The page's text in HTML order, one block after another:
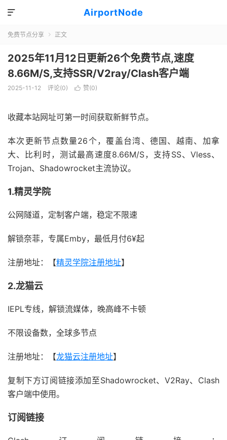
AirportNode

免费节点分享  正文
2025年11月12日更新26个免费节点,速度
8.66M/S,支持SSR/V2ray/Clash客户端
2025-11-12 评论(0)  赞(0)
收藏本站网址可第一时间获取新鲜节点。
本次更新节点数量26个，覆盖台湾、德国、越南、加拿
大、比利时，测试最高速度8.66M/S，支持SS、Vless、
Trojan、Shadowrocket主流协议。
1.精灵学院
公网隧道，定制客户端，稳定不限速
解锁奈菲，专属Emby，最低月付6¥起
注册地址：【精灵学院注册地址】
2.龙猫云
IEPL专线，解锁流媒体，晚高峰不卡顿
不限设备数，全球多节点
注册地址：【龙猫云注册地址】
复制下方订阅链接添加至Shadowrocket、V2Ray、Clash
客户端中使用。
订阅链接